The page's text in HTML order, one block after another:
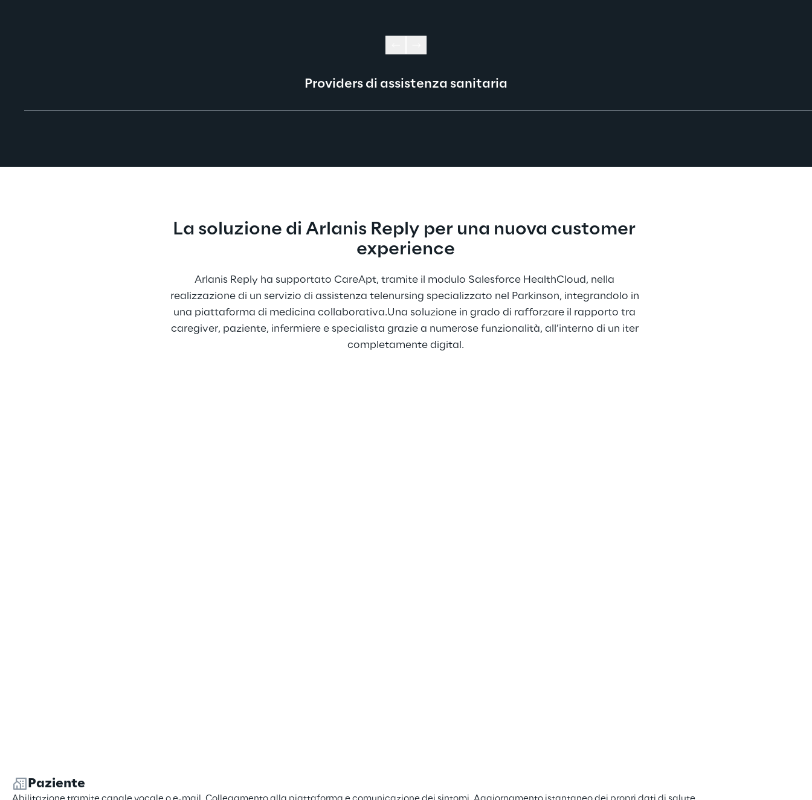
Providers di assistenza sanitaria
La soluzione di Arlanis Reply per una nuova customer
experience
Arlanis Reply ha supportato CareApt, tramite il modulo Salesforce HealthCloud, nella
realizzazione di un servizio di assistenza telenursing specializzato nel Parkinson, integrandolo in
una piattaforma di medicina collaborativa.Una soluzione in grado di rafforzare il rapporto tra
caregiver, paziente, infermiere e specialista grazie a numerose funzionalità, all’interno di un iter
completamente digital.
Paziente